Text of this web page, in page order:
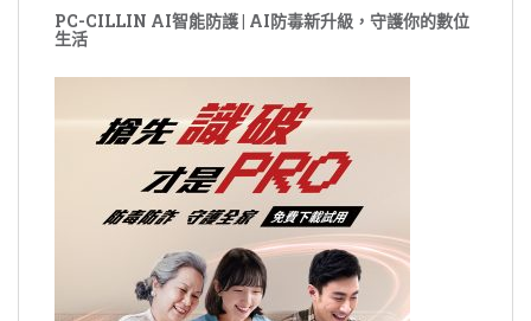
PC-CILLIN AI智能防護 | AI防毒新升級，守護你的數位
生活